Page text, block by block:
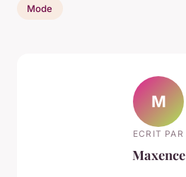
Mode
M
ECRIT PAR
Maxence